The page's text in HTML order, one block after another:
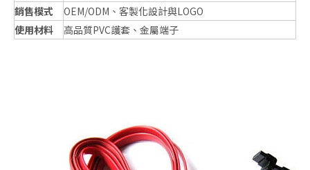
銷售模式
OEM/ODM、客製化設計與LOGO
使用材料
高品質PVC護套、金屬端子